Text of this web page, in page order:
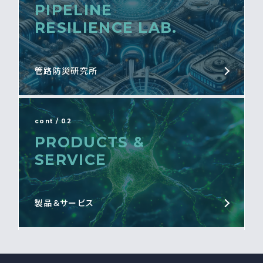
PIPELINE
RESILIENCE LAB.
管路防災研究所
cont / 02
PRODUCTS &
SERVICE
製品＆サービス